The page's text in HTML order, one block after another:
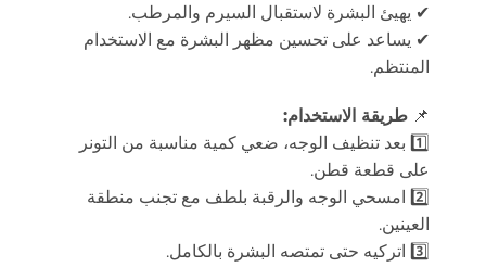
✔ يهيئ البشرة لاستقبال السيرم والمرطب.
✔ يساعد على تحسين مظهر البشرة مع الاستخدام
المنتظم.
📌 طريقة الاستخدام:
1️⃣ بعد تنظيف الوجه، ضعي كمية مناسبة من التونر
على قطعة قطن.
2️⃣ امسحي الوجه والرقبة بلطف مع تجنب منطقة
العينين.
3️⃣ اتركيه حتى تمتصه البشرة بالكامل.